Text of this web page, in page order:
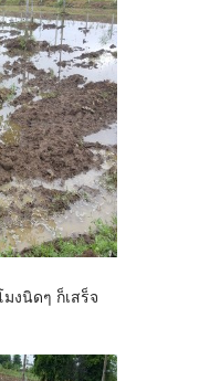
งนิดๆ ก็เสร็จ